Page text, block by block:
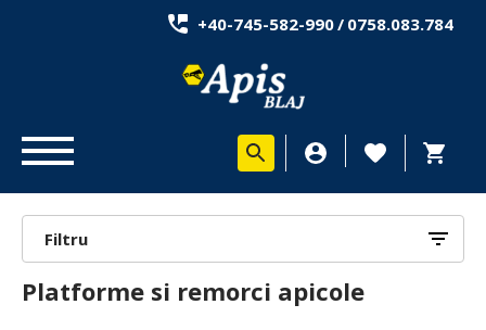
+40-745-582-990/ 0758.083.784
Filtru
Platforme si remorci apicole